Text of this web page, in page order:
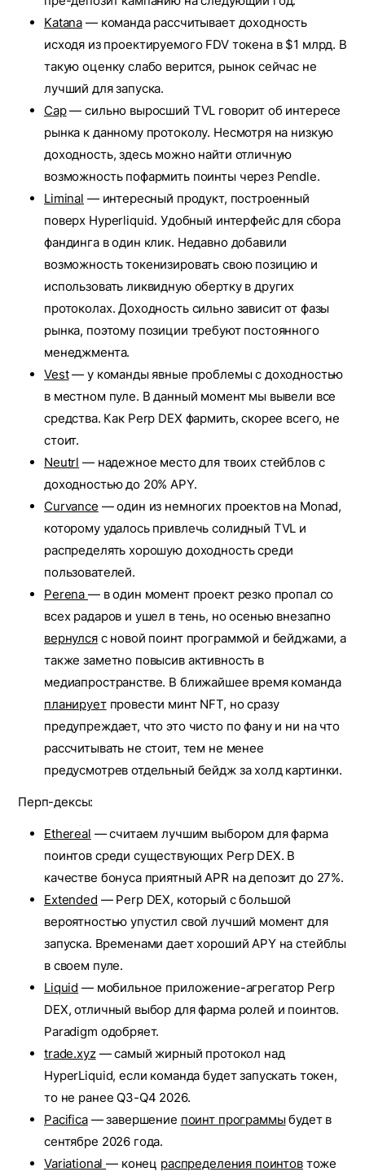
Katana — команда рассчитывает доходность
исходя из проектируемого FDV токена в $1 млрд. В
такую оценку слабо верится, рынок сейчас не
лучший для запуска.
Cap— сильно выросший TVL говорит об интересе
рынка к данному протоколу. Несмотря на низкую
доходность, здесь можно найти отличную
возможность пофармить поинты через Pendle.
Liminal — интересный продукт, построенный
поверх Hyperliquid. Удобный интерфейс для сбора
фандинга в один клик. Недавно добавили
возможность токенизировать свою позицию и
использовать ликвидную обертку в других
протоколах. Доходность сильно зависит от фазы
рынка, поэтому позиции требуют постоянного
менеджмента.
Vest— у команды явные проблемы с доходностью
в местном пуле. В данный момент мы вывели все
средства. Как Perp DEX фармить, скорее всего, не
стоит.
Neutrl — надежное место для твоих стейблов с
доходностью до 20% APY.
Curvance — один из немногих проектов на Monad,
которому удалось привлечь солидный TVL и
распределять хорошую доходность среди
пользователей.
Perena — в один момент проект резко пропал со
всех радаров и ушел в тень, но осенью внезапно
вернулсяс новой поинт программой и бейджами, а
также заметно повысив активность в
медиапространстве. В ближайшее время команда
планируетпровести минт NFT, но сразу
предупреждает, что это чисто по фану и ни на что
рассчитывать не стоит, тем не менее
предусмотрев отдельный бейдж за холд картинки.
Перп-дексы:
Ethereal — считаем лучшим выбором для фарма
поинтов среди существующих Perp DEX. В
качестве бонуса приятный APR на депозит до 27%.
Extended — Perp DEX, который с большой
вероятностью упустил свой лучший момент для
запуска. Временами дает хороший APY на стейблы
в своем пуле.
Liquid — мобильное приложение-агрегатор Perp
DEX, отличный выбор для фарма ролей и поинтов.
Paradigm одобряет.
trade.xyz— самый жирный протокол над
HyperLiquid, если команда будет запускать токен,
то не ранее Q3-Q4 2026.
Pacifica— завершение поинт программыбудет в
сентябре 2026 года.
Variational— конец распределения поинтовтоже